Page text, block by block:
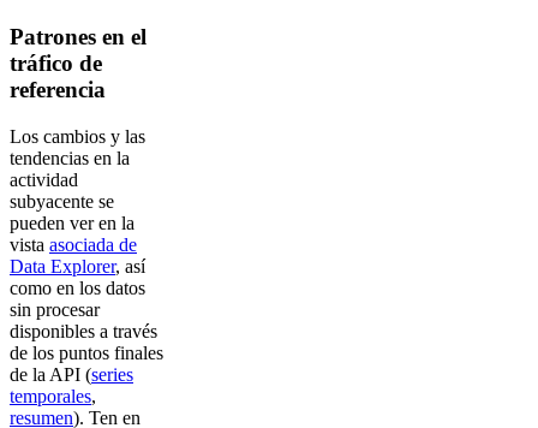
Patrones en el
tráfico de
referencia
Los cambios y las
tendencias en la
actividad
subyacente se
pueden ver en la
vista asociada de
Data Explorer, así
como en los datos
sin procesar
disponibles a través
de los puntos finales
de la API (series
temporales,
resumen). Ten en